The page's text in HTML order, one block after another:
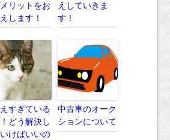
リットをお
します！
えしていきま
す！
すぎている
どう解決し
けばいいの
中古車のオーク
ションについて